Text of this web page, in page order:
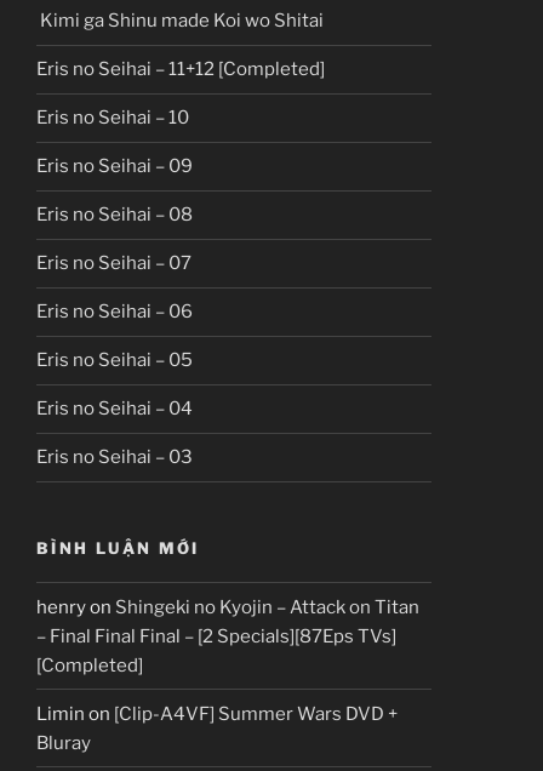
Kimi ga Shinu made Koi wo Shitai
Eris no Seihai – 11+12 [Completed]
Eris no Seihai – 10
Eris no Seihai – 09
Eris no Seihai – 08
Eris no Seihai – 07
Eris no Seihai – 06
Eris no Seihai – 05
Eris no Seihai – 04
Eris no Seihai – 03
BÌNH LUẬN MỚI
henryon Shingeki no Kyojin – Attack on Titan
– Final Final Final – [2 Specials][87Eps TVs]
[Completed]
Limin on [Clip-A4VF] Summer Wars DVD +
Bluray